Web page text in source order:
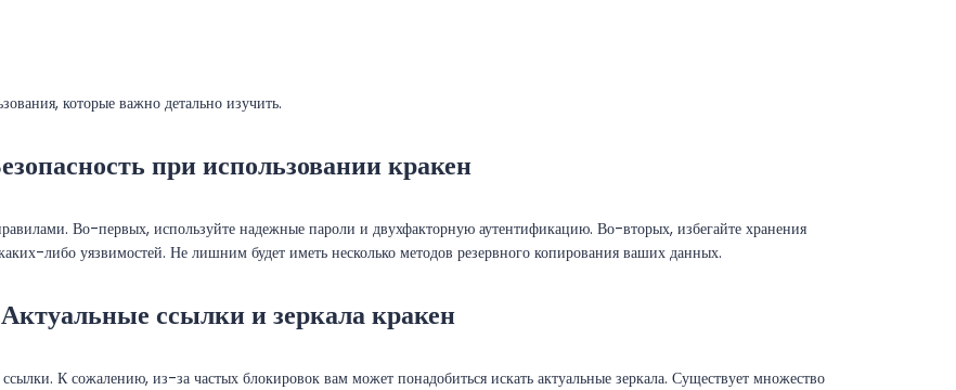
которые важно детально изучить.
при использовании кракен
Во-первых, используйте надежные пароли и двухфакторную аутентификацию. Во-вторых, избегайте хранения
либо уязвимостей. Не лишним будет иметь несколько методов резервного копирования ваших данных.
Актуальные ссылки и зеркала кракен
К сожалению, из-за частых блокировок вам может понадобиться искать актуальные зеркала. Существует множество